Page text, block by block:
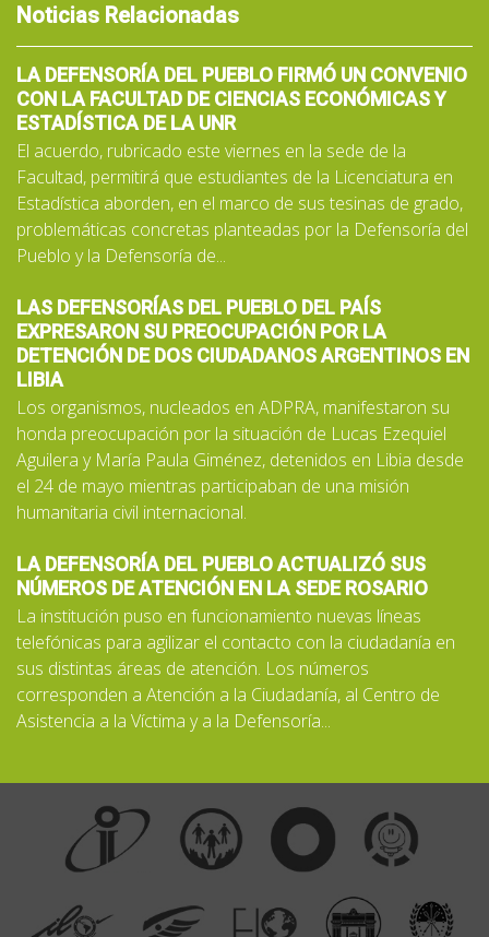
Noticias Relacionadas
LA DEFENSORÍA DEL PUEBLO FIRMÓ UN CONVENIO
CON LA FACULTAD DE CIENCIAS ECONÓMICAS Y
ESTADÍSTICA DE LA UNR
El acuerdo, rubricado este viernes en la sede de la
Facultad, permitirá que estudiantes de la Licenciatura en
Estadística aborden, en el marco de sus tesinas de grado,
problemáticas concretas planteadas por la Defensoría del
Pueblo y la Defensoría de...
LAS DEFENSORÍAS DEL PUEBLO DEL PAÍS
EXPRESARON SU PREOCUPACIÓN POR LA
DETENCIÓN DE DOS CIUDADANOS ARGENTINOS EN
LIBIA
Los organismos, nucleados en ADPRA, manifestaron su
honda preocupación por la situación de Lucas Ezequiel
Aguilera y María Paula Giménez, detenidos en Libia desde
el 24 de mayo mientras participaban de una misión
humanitaria civil internacional.
LA DEFENSORÍA DEL PUEBLO ACTUALIZÓ SUS
NÚMEROS DE ATENCIÓN EN LA SEDE ROSARIO
La institución puso en funcionamiento nuevas líneas
telefónicas para agilizar el contacto con la ciudadanía en
sus distintas áreas de atención. Los números
corresponden a Atención a la Ciudadanía, al Centro de
Asistencia a la Víctima y a la Defensoría...